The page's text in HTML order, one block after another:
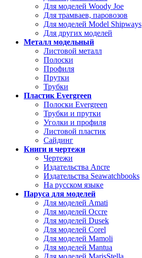
Для моделей Woody Joe
Для трамваев, паровозов
Для моделей Model Shipways
Для других моделей
Металл модельный
Листовой металл
Полоски
Профиля
Прутки
Трубки
Пластик Evergreen
Полоски Evergreen
Трубки и прутки
Уголки и профиля
Листовой пластик
Сайдинг
Книги и чертежи
Чертежи
Издательства Ancre
Издательства Seawatchbooks
На русском языке
Паруса для моделей
Для моделей Amati
Для моделей Occre
Для моделей Dusek
Для моделей Corel
Для моделей Mamoli
Для моделей Mantua
Для моделей MarisStella